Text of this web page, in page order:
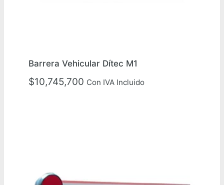
Barrera Vehicular Dítec M1
$10,745,700 Con IVA Incluido